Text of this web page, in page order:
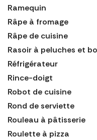
Ramequin
Râpe à fromage
Râpe de cuisine
Rasoir à peluches et
Réfrigérateur
Rince-doigt
Robot de cuisine
Rond de serviette
Rouleau à pâtisserie
Roulette à pizza